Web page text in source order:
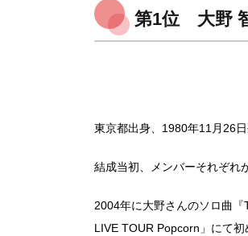
第1位 大野
東京都出身、1980年11月26
結成当初、メンバーそれぞれ
2004年に大野さんのソロ曲
LIVE TOUR Popcorn」にて初